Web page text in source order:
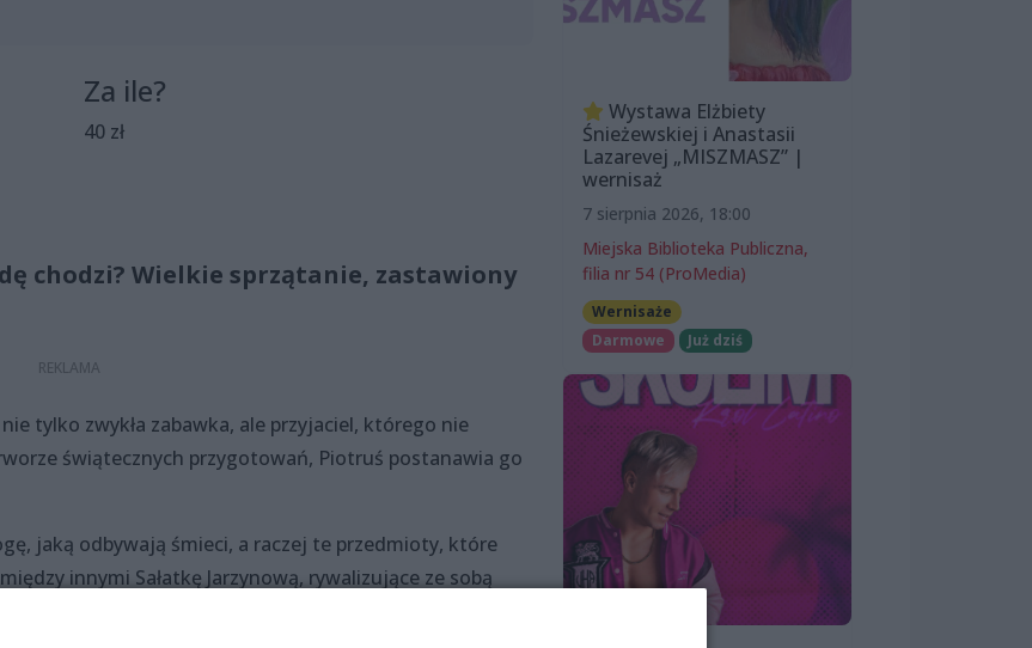
Za ile?
40 zł
chodzi? Wielkie sprzątanie, zastawiony
tylko zwykła zabawka, ale przyjaciel, którego nie
świątecznych przygotowań, Piotruś postanawia go
jaką odbywają śmieci, a raczej te przedmioty, które
innymi Sałatkę Jarzynową, rywalizujące ze sobą
Śmieciową Królewnę…
Wystawa Elżbiety
Śnieżewskiej i Anastasii
Lazarevej „MISZMASZ” |
wernisaż
7 sierpnia 2026, 18:00
Miejska Biblioteka Publiczna,
filia nr 54 (ProMedia)
Wernisaże
Darmowe
Już dziś